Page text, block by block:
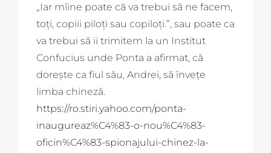
„Iar mîine poate că va trebui să ne facem,
toți, copiii piloți sau copiloți.”, sau poate ca
va trebui să ii trimitem la un Institut
Confucius unde Ponta a afirmat, că
doreşte ca fiul său, Andrei, să înveţe
limba chineză.
https://ro.stiri.yahoo.com/ponta-
inaugureaz%C4%83-o-nou%C4%83-
oficin%C4%83-spionajului-chinez-la-